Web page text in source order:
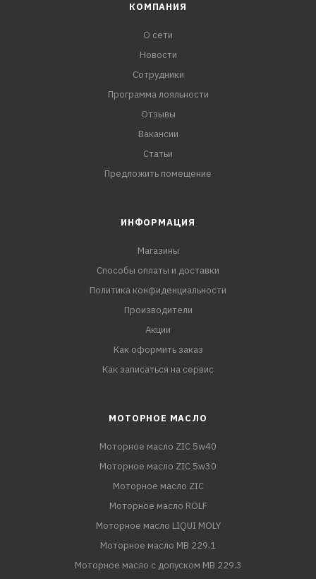
КОМПАНИЯ
О сети
Новости
Сотрудники
Программа лояльности
Отзывы
Вакансии
Статьи
Предложить помещение
ИНФОРМАЦИЯ
Магазины
Способы оплаты и доставки
Политика конфиденциальности
Производители
Акции
Как оформить заказ
Как записаться на сервис
МОТОРНОЕ МАСЛО
Моторное масло ZIC 5w40
Моторное масло ZIC 5w30
Моторное масло ZIC
Моторное масло ROLF
Моторное масло LIQUI MOLY
Моторное масло MB 229.1
Моторное масло с допуском MB 229.3